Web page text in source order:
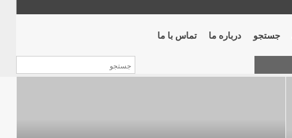
جستجو درباره ما تماس با ما